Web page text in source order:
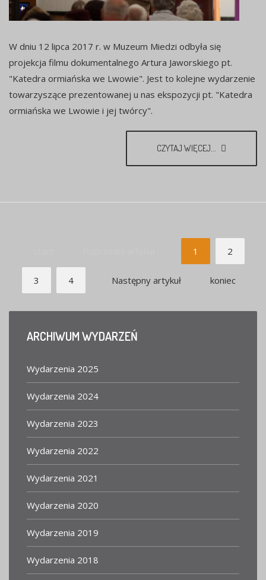
W dniu 12 lipca 2017 r. w Muzeum Miedzi odbyła się
projekcja filmu dokumentalnego Artura Jaworskiego pt.
"Katedra ormiańska we Lwowie". Jest to kolejne wydarzenie
towarzyszące prezentowanej u nas ekspozycji pt. "Katedra
ormiańska we Lwowie i jej twórcy".
CZYTAJ WIĘCEJ...
1 2
3 4 Następny artykuł koniec
ARCHIWUMWYDARZEŃ
Wydarzenia 2025
Wydarzenia 2024
Wydarzenia 2023
Wydarzenia 2022
Wydarzenia 2021
Wydarzenia 2020
Wydarzenia 2019
Wydarzenia 2018